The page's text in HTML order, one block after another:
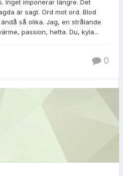
Inget imponerar längre. Det
är sagt. Ord mot ord. Blod
så olika. Jag, en strålande
passion, hetta. Du, kyla...
0